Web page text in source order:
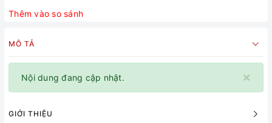
Thêm vào so sánh
MÔ TẢ
×
Nội dung đang cập nhật.
GIỚI THIỆU